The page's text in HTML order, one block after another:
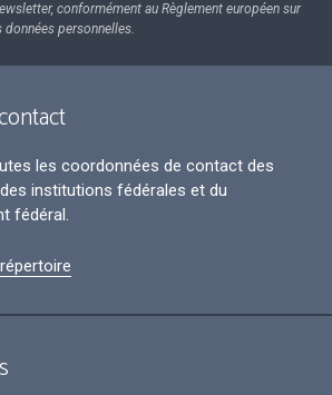
conformément au Règlement européen sur
personnelles.
les coordonnées de contact des
institutions fédérales et du
fédéral.